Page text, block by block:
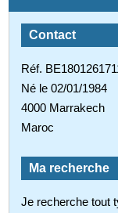
Contact
Réf.
Né le 02/01/1984
4000 Marrakech
Maroc
Ma recherche
Je recherche tout